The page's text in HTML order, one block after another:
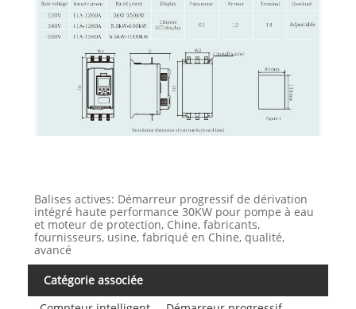
Balises actives: Démarreur progressif de dérivation
intégré haute performance 30KW pour pompe à eau
et moteur de protection, Chine, fabricants,
fournisseurs, usine, fabriqué en Chine, qualité,
avancé
Catégorie associée